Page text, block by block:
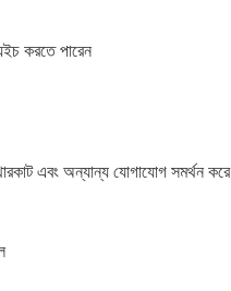
করতে পারেন
এবং অন্যান্য যোগাযোগ সমর্থন করে